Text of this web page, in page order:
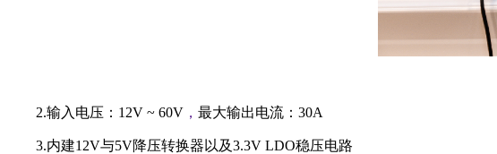
2.输入电压：12V ~ 60V ， 最大输出电流：30A
3.内建12V与5V降压转换器以及3.3V LDO稳压电路